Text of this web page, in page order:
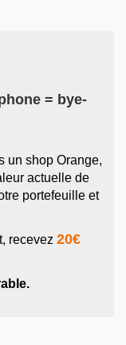
= bye-
un shop Orange,
actuelle de
portefeuille et
recevez 20€